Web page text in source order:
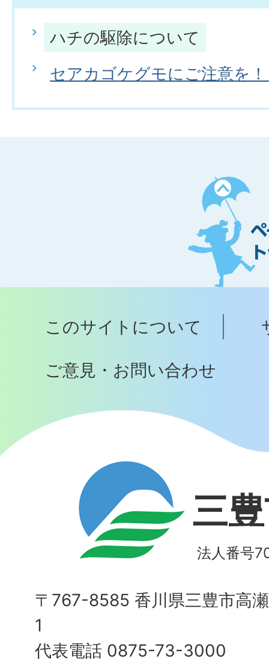
ハチの駆除について
セアカゴケグモにご注意を
ペ
ー
ジ
ト
ッ
へ
このサイトについて
ご意見・お問い合わせ
三
法人番号
〒767-8585 香川県三豊市高
1
代表電話 0875-73-3000